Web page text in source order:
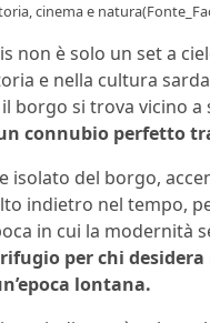
cinema e
non è solo un set a
e nella cultura
borgo si trova vicino a
connubio perfetto
e isolato del borgo,
indietro nel tempo,
in cui la modernità
per chi
lontana.